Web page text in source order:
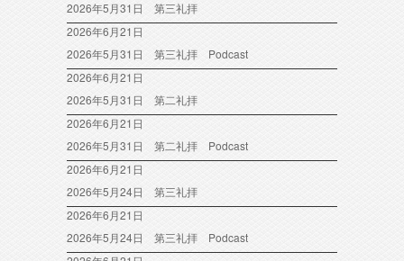
2026年5月31日 第三礼拝
2026年6月21日
2026年5月31日 第三礼拝 Podcast
2026年6月21日
2026年5月31日 第二礼拝
2026年6月21日
2026年5月31日 第二礼拝 Podcast
2026年6月21日
2026年5月24日 第三礼拝
2026年6月21日
2026年5月24日 第三礼拝 Podcast